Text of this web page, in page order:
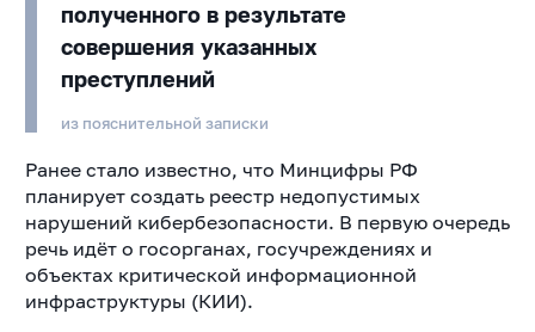
полученного в результате
совершения указанных
преступлений
из пояснительной записки
Ранее стало известно, что Минцифры РФ
планирует создать реестр недопустимых
нарушений кибербезопасности. В первую очередь
речь идёт о госорганах, госучреждениях и
объектах критической информационной
инфраструктуры (КИИ).